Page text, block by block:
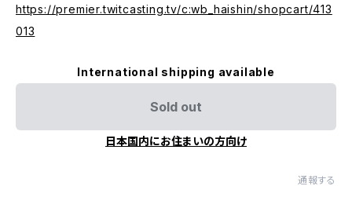
https://premier.twitcasting.tv/c:wb_haishin/shopcart/413
013
International shipping available
Sold out
日本国内にお住まいの方向け
通報する